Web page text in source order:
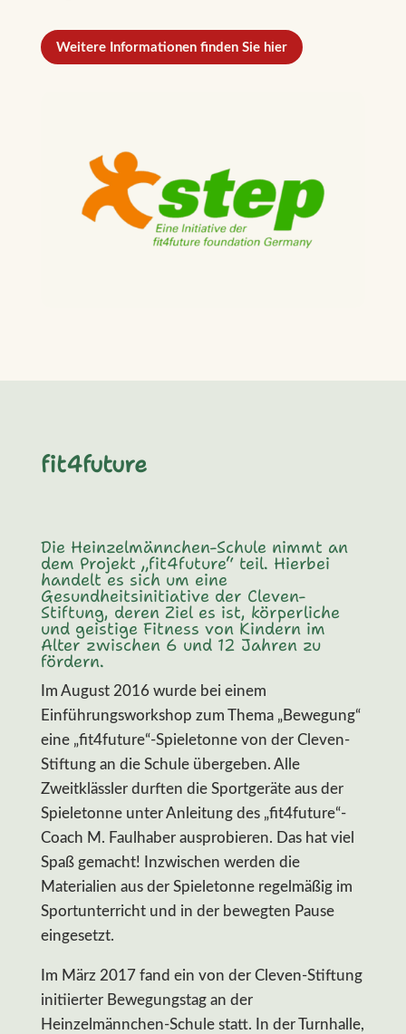
Weitere Informationen finden Sie hier
fit4future
Die Heinzelmännchen-Schule nimmt an
dem Projekt „fit4future“ teil. Hierbei
handelt es sich um eine
Gesundheitsinitiative der Cleven-
Stiftung, deren Ziel es ist, körperliche
und geistige Fitness von Kindern im
Alter zwischen 6 und 12 Jahren zu
fördern.
Im August 2016 wurde bei einem
Einführungsworkshop zum Thema „Bewegung“
eine „fit4future“-Spieletonne von der Cleven-
Stiftung an die Schule übergeben. Alle
Zweitklässler durften die Sportgeräte aus der
Spieletonne unter Anleitung des „fit4future“-
Coach M. Faulhaber ausprobieren. Das hat viel
Spaß gemacht! Inzwischen werden die
Materialien aus der Spieletonne regelmäßig im
Sportunterricht und in der bewegten Pause
eingesetzt.
Im März 2017 fand ein von der Cleven-Stiftung
initiierter Bewegungstag an der
Heinzelmännchen-Schule statt. In der Turnhalle,